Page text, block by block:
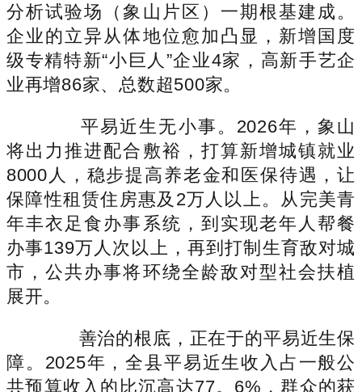
分析试验场（象山片区）一期根基建成。
企业的立异从体地位愈加凸显，新增国度
级专精特新“小巨人”企业4家，高新手艺企
业再增86家、总数超500家。
平易近生无小事。2026年，象山
将出力推进配合敷裕，打算新增城镇就业
8000人，稳步提高养老金和医保待遇，让
保障性租赁住房惠及2万人以上。从完美青
年丰衣足食办事系统，到实现老年人帮餐
办事139万人次以上，再到打制生育敌对城
市，公共办事将环绕全龄敌对型社会扶植
展开。
善治的根底，正在于的平易近生保
障。2025年，全县平易近生收入占一般公
共预算收入的比沉高达77。6%，群众的获